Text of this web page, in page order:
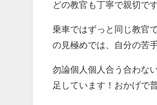
どの教官も丁寧で親切で
乗車ではずっと同じ教官
の見極めでは、自分の苦
勿論個人個人合う合わな
足しています！おかげで